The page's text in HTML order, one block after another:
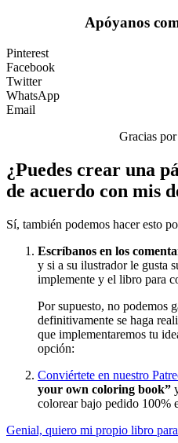
Apóyanos
Pinterest
Facebook
Twitter
WhatsApp
Email
Gracias
¿Puedes crear una
de acuerdo con mis
Sí, también podemos hacer esto
Escríbanos en los
y si a su ilustrador le gusta
implemente y el libro para
Por supuesto, no podemos
definitivamente se haga
que implementaremos tu
opción:
Conviértete en nuestro
your own coloring book”
colorear bajo pedido 100%
Genial, quiero mi propio libro